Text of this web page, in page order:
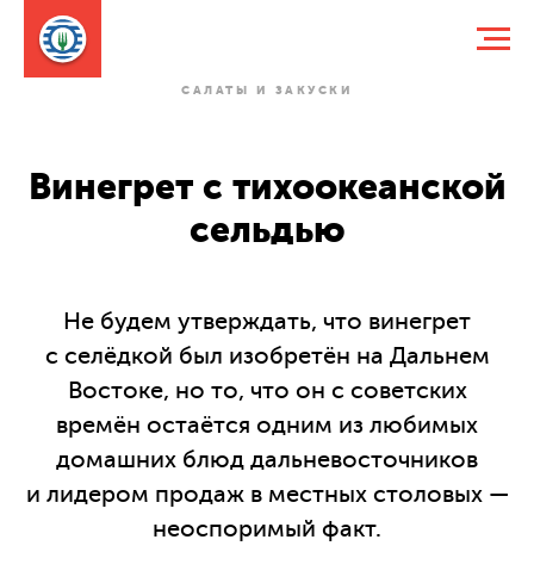
САЛАТЫ И ЗАКУСКИ
Винегрет с тихоокеанской
сельдью
Не будем утверждать, что винегрет
с селёдкой был изобретён на Дальнем
Востоке, но то, что он с советских
времён остаётся одним из любимых
домашних блюд дальневосточников
и лидером продаж в местных столовых —
неоспоримый факт.